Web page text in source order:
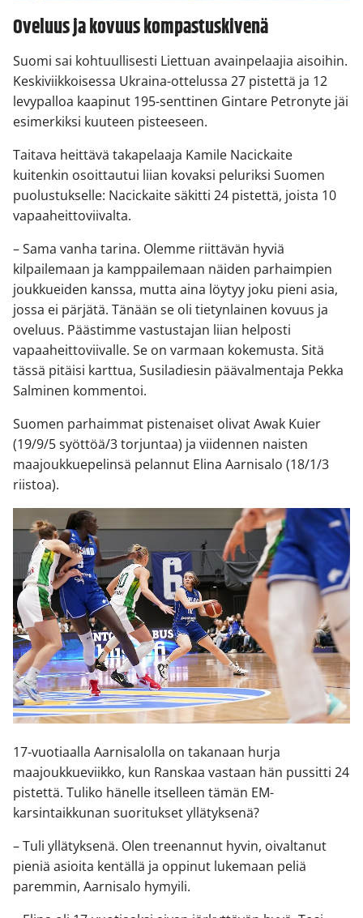
Oveluus ja kovuus kompastuskivenä
Suomi sai kohtuullisesti Liettuan avainpelaajia aisoihin.
Keskiviikkoisessa Ukraina-ottelussa 27 pistettä ja 12
levypalloa kaapinut 195-senttinen Gintare Petronyte jäi
esimerkiksi kuuteen pisteeseen.
Taitava heittävä takapelaaja Kamile Nacickaite
kuitenkin osoittautui liian kovaksi peluriksi Suomen
puolustukselle: Nacickaite säkitti 24 pistettä, joista 10
vapaaheittoviivalta.
– Sama vanha tarina. Olemme riittävän hyviä
kilpailemaan ja kamppailemaan näiden parhaimpien
joukkueiden kanssa, mutta aina löytyy joku pieni asia,
jossa ei pärjätä. Tänään se oli tietynlainen kovuus ja
oveluus. Päästimme vastustajan liian helposti
vapaaheittoviivalle. Se on varmaan kokemusta. Sitä
tässä pitäisi karttua, Susiladiesin päävalmentaja Pekka
Salminen kommentoi.
Suomen parhaimmat pistenaiset olivat Awak Kuier
(19/9/5 syöttöä/3 torjuntaa) ja viidennen naisten
maajoukkuepelinsä pelannut Elina Aarnisalo (18/1/3
riistoa).
17-vuotiaalla Aarnisalolla on takanaan hurja
maajoukkueviikko, kun Ranskaa vastaan hän pussitti 24
pistettä. Tuliko hänelle itselleen tämän EM-
karsintaikkunan suoritukset yllätyksenä?
– Tuli yllätyksenä. Olen treenannut hyvin, oivaltanut
pieniä asioita kentällä ja oppinut lukemaan peliä
paremmin, Aarnisalo hymyili.